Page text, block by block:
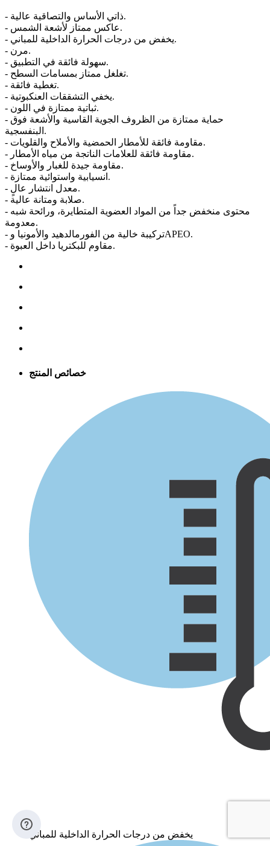
- ذاتي الأساس والتصاقية عالية.
- عاكس ممتاز لأشعة الشمس.
- يخفض من درجات الحرارة الداخلية للمباني.
- مرن.
- سهولة فائقة في التطبيق.
- تغلغل ممتاز بمسامات السطح.
- تغطية فائقة.
- يخفي التشققات العنكبوتية.
- ثباتية ممتازة في اللون.
- حماية ممتازة من الظروف الجوية القاسية والأشعة فوق
البنفسجية.
- مقاومة فائقة للأمطار الحمضية والأملاح والقلويات.
- مقاومة فائقة للعلامات الناتجة من مياه الأمطار.
- مقاومة جيدة للغبار والأوساخ.
- انسيابية واستوائية ممتازة.
- معدل انتشار عالٍ.
- صلابة ومتانة عالية.
- محتوى منخفض جداً من المواد العضوية المتطايرة، ورائحة شبه
معدومة.
- تركيبة خالية من الفورمالدهيد والأمونيا وAPEO.
- مقاوم للبكتريا داخل العبوة.
خصائص المنتج
يخفض من درجات الحرارة الداخلية للمباني